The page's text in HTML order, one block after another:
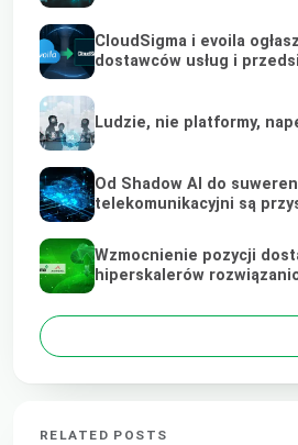
CloudSigma i evoila
dostawców usług i
Ludzie, nie platformy,
Od Shadow AI do
telekomunikacyjni są
Wzmocnienie pozycji
hiperskalerów
RELATED POSTS